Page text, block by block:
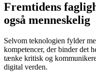
Fremtidens
også menneskelig
Selvom teknologien fylder
kompetencer, der binder det
tænke kritisk og
digital verden.